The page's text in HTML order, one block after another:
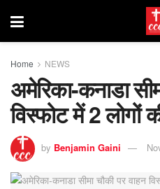
Home NEWS
अमेरिका-कनाडा
विस्फोट में 2 लोगों
by Benjamin Gaini